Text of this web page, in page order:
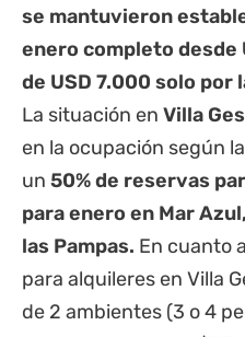
se mantuvieron
enero completo desde
de USD 7.000 solo por
La situación en Villa
en la ocupación según
un 50% de reservas
para enero en Mar
las Pampas. En cuanto
para alquileres en Villa
de 2 ambientes (3 o 4